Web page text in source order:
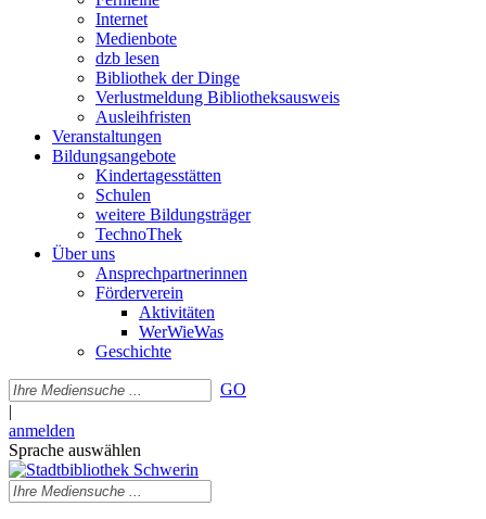
Internet
Medienbote
dzb lesen
Bibliothek der Dinge
Verlustmeldung Bibliotheksausweis
Ausleihfristen
Veranstaltungen
Bildungsangebote
Kindertagesstätten
Schulen
weitere Bildungsträger
TechnoThek
Über uns
Ansprechpartnerinnen
Förderverein
Aktivitäten
WerWieWas
Geschichte
GO
|
anmelden
Sprache auswählen